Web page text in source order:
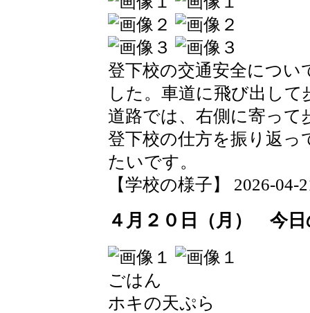
登下校の交通安全につ
した。車道に飛び出し
道路では、右側に寄っ
登下校の仕方を振り返っ
たいです。
【学校の様子】 2026-04-
４月２０日（月） 今日
ごはん
ホキの天ぷら